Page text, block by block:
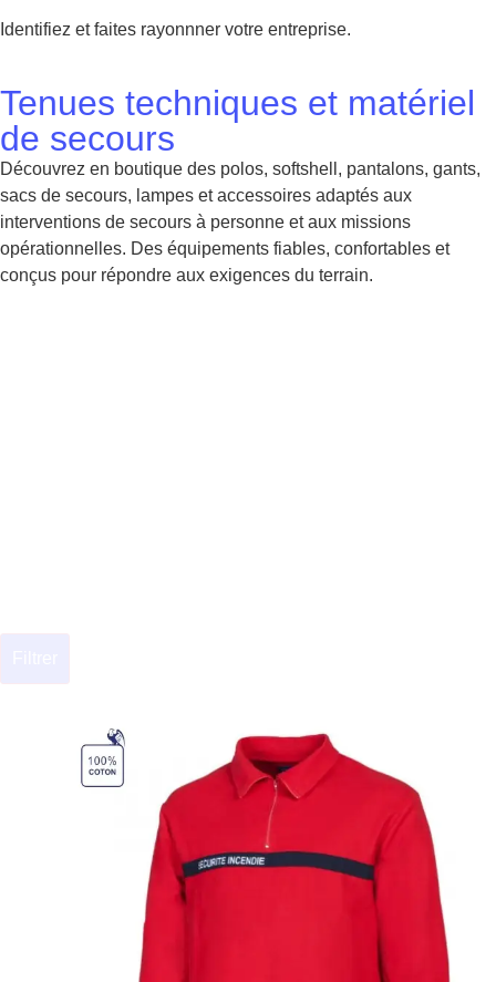
Identifiez et faites rayonnner votre entreprise.
Tenues techniques et matériel
de secours
Découvrez en boutique des polos, softshell, pantalons, gants,
sacs de secours, lampes et accessoires adaptés aux
interventions de secours à personne et aux missions
opérationnelles. Des équipements fiables, confortables et
conçus pour répondre aux exigences du terrain.